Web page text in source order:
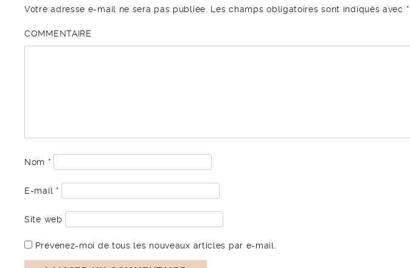
Votre adresse e-mail ne sera pas publiée. Les champs obligatoires sont indiqués avec *
COMMENTAIRE
Nom *
E-mail *
Site web
Prévenez-moi de tous les nouveaux articles par e-mail.